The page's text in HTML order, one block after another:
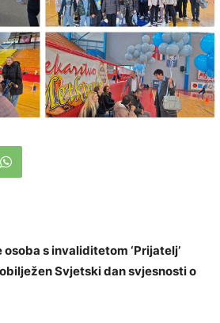
s invaliditetom ‘Prijatelj’
Svjetski dan svjesnosti o